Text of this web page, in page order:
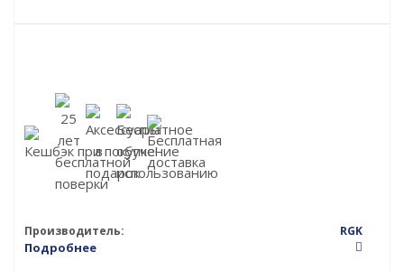
Производитель: RGK
Подробнее